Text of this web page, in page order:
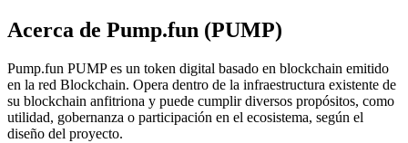
Copiar Trading
Únete a los mejores traders
Acerca de Pump.fun (PUMP)
Pump.fun PUMP es un token digital basado en blockchain emitido
en la red Blockchain. Opera dentro de la infraestructura existente de
su blockchain anfitriona y puede cumplir diversos propósitos, como
utilidad, gobernanza o participación en el ecosistema, según el
diseño del proyecto.